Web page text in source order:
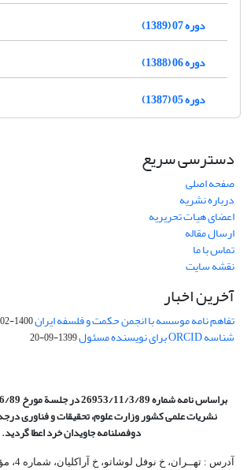
دوره 07 (1389)
دوره 06 (1388)
دوره 05 (1387)
دسترسی سریع
صفحه اصلی
درباره نشریه
اعضای هیات تحریریه
ارسال مقاله
تماس با ما
نقشه سایت
آخرین اخبار
تفاهم نامه موسسه با انجمن حکمت و فلسفه ایران1400-02-21
شناسه ORCID برای نویسنده مسئول 1399-09-20
براساس نامه شماره 26953/11/3/89 در جلسة مورخ 31/6/89 کمیسیون
نشریات علمی کشور وزارت علوم، تحقیقات و فناوری
دوفصلنامه جاویدان خرد اعطا گردید.
آدرس :